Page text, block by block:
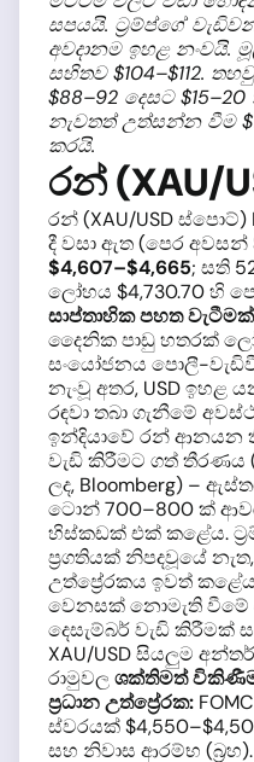
සපයයි. ට්‍රම්ප්ගේ
අවදානම ඉහළ නංවයි.
සහිතව $104–$112.
$88–92 දෙසට
නැවතත් උත්සන්න වීම
කරයි.
රන් (XAU/
රන් (XAU/USD ස්පොට්)
දී වසා ඇත (පෙර අවසන්
$4,607–$4,665; සති
ලෝහය $4,730.70 හි
සාප්තාහික පහත වැටීමක්
දෛනික පාඩු හතරක්
සංයෝජනය පොලී-
නැංවූ අතර, USD ඉහළ
රඳවා තබා ගැනීමේ
ඉන්දියාවේ රන් ආනයන
වැඩි කිරීමට ගත් තීරණය
ලද, Bloomberg) –
ටොන් 700–800 ක්
හිස්කඩක් එක් කළේය.
ප්‍රගතියක් නිපදවූයේ
උත්ප්‍රේරකය ඉවත්
වෙනසක් නොමැති වීමේ
දෙසැම්බර් වැඩි කිරීමක්
XAU/USD සියලුම
රාමුවලශක්තිමත්
ප්‍රධාන උත්ප්‍රේරක:
ස්වරයක්
සහ නිවාස ආරම්භ